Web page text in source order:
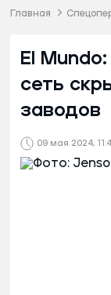
Главная
09 мая 2024,
El
сеть
заводов